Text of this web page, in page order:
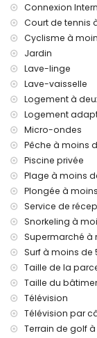
climatisation
Divertissements
Moraira, Costa
bar (à moins
promenade
Sports
tennis,
de 1000
golf (Golf
villa)
Connexion
Court de tennis
Cyclisme à
Jardin
Lave-linge
Lave-vaisselle
Logement à
Logement
Micro-ondes
Pêche à moins
Piscine privée
Plage à moins
Plongée à
Service de
Snorkeling à
Supermarché à
Surf à moins de
Taille de la
Taille du
Télévision
Télévision par
Terrain de golf